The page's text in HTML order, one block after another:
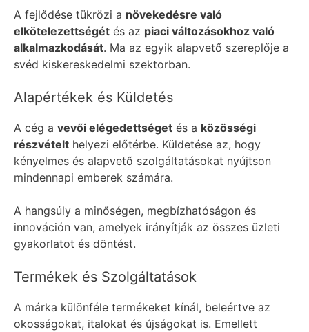
A fejlődése tükrözi a növekedésre való
elkötelezettségét és az piaci változásokhoz való
alkalmazkodását. Ma az egyik alapvető szereplője a
svéd kiskereskedelmi szektorban.
Alapértékek és Küldetés
A cég a vevői elégedettséget és a közösségi
részvételt helyezi előtérbe. Küldetése az, hogy
kényelmes és alapvető szolgáltatásokat nyújtson
mindennapi emberek számára.
A hangsúly a minőségen, megbízhatóságon és
innováción van, amelyek irányítják az összes üzleti
gyakorlatot és döntést.
Termékek és Szolgáltatások
A márka különféle termékeket kínál, beleértve az
okosságokat, italokat és újságokat is. Emellett